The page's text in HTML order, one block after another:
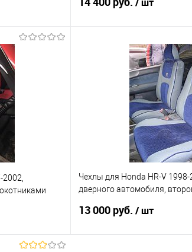
заказ
В
Купить в 1 клик
В избранное
2002,
Чехлы для Honda HR-V 1998-
дверного автомобиля,
13 000 руб. / шт